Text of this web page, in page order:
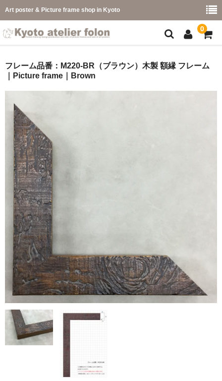
Art poster & Picture frame shop in Kyoto
0
フレーム一覧
イメージ別
フレーム幅別
価格コード別
こどもさくひんフレーム
幅広マット付額縁フレーム-展覧会などに-
マット付額縁フレーム-おしゃれな空間に-
オプション品
仕様変更
マット・インナー
吊りフック
吊り金具＆ヒモセット
フレーム品番：M220-BR（ブラウン）木製 額縁 フレーム
｜Picture frame｜Brown